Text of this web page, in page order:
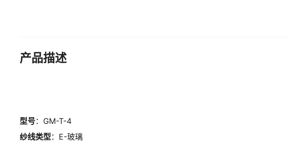
产品描述
型号：GM-T-4
纱线类型：E-玻璃